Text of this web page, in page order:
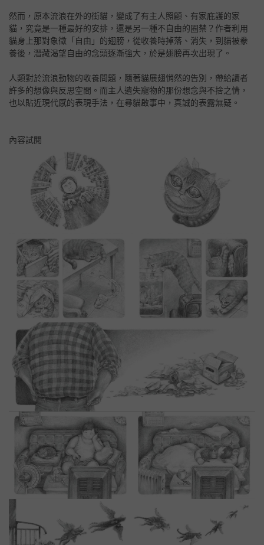
然而，原本流浪在外的街貓，變成了有主人照顧、有家庇護的家
貓，究竟是一種最好的安排，還是另一種不自由的圈禁？作者利用
貓身上那對象徵「自由」的翅膀，從收養時掉落、消失，到貓被豢
養後，潛藏渴望自由的念頭逐漸強大，於是翅膀再次出現了。
人類對於流浪動物的收養問題，隨著貓展翅悄然的告別，帶給讀者
許多的想像與反思空間。而主人遺失寵物的那份想念與不捨之情，
也以貼近現代感的表現手法，在尋貓啟事中，真誠的表露無疑。
內容試閱